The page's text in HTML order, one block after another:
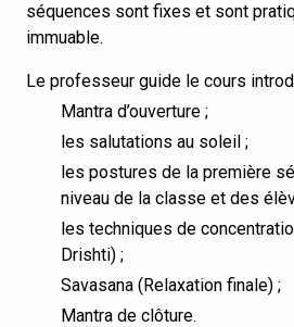
séquences sont fixes et sont
immuable.
Le professeur guide le cours
Mantra d’ouverture ;
les salutations au soleil ;
les postures de la première
niveau de la classe et des
les techniques de
Drishti) ;
Savasana (Relaxation finale) ;
Mantra de clôture.